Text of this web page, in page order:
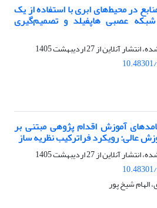
در محیط‌های ابری با استفاده از یک
عصبی هاپفیلد و تصمیم‌گیری
انتشار آنلاین از27 اردیبهشت 1405
آموزش اقدام پژوهی مبتنی بر
عالی: رویکرد فراترکیب نظریه ساز
انتشار آنلاین از27 اردیبهشت 1405
الهام شیخ پور